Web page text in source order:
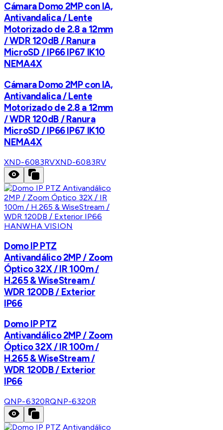
Cámara Domo 2MP con IA,
Antivandalica / Lente
Motorizado de 2.8 a 12mm
/ WDR 120dB / Ranura
MicroSD / IP66 IP67 IK10
NEMA4X
Cámara Domo 2MP con IA,
Antivandalica / Lente
Motorizado de 2.8 a 12mm
/ WDR 120dB / Ranura
MicroSD / IP66 IP67 IK10
NEMA4X
XND-6083RVXND-6083RV
HANWHA VISION
Domo IP PTZ
Antivandálico 2MP / Zoom
Óptico 32X / IR 100m /
H.265 & WiseStream /
WDR 120DB / Exterior
IP66
Domo IP PTZ
Antivandálico 2MP / Zoom
Óptico 32X / IR 100m /
H.265 & WiseStream /
WDR 120DB / Exterior
IP66
QNP-6320RQNP-6320R